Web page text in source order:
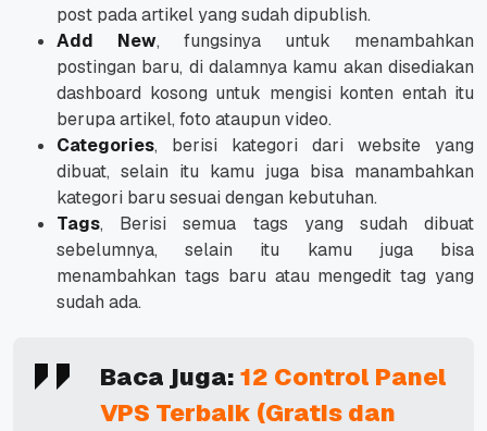
post pada artikel yang sudah dipublish.
Add New, fungsinya untuk menambahkan
postingan baru, di dalamnya kamu akan disediakan
dashboard kosong untuk mengisi konten entah itu
berupa artikel, foto ataupun video.
Categories, berisi kategori dari website yang
dibuat, selain itu kamu juga bisa manambahkan
kategori baru sesuai dengan kebutuhan.
Tags, Berisi semua tags yang sudah dibuat
sebelumnya, selain itu kamu juga bisa
menambahkan tags baru atau mengedit tag yang
sudah ada.
Baca juga: 12 Control Panel
VPS Terbaik (Gratis dan